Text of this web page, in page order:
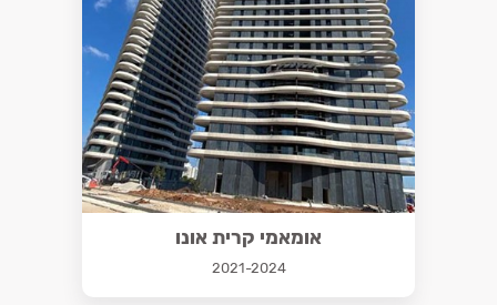
אומאמי קרית אונו
2021-2024